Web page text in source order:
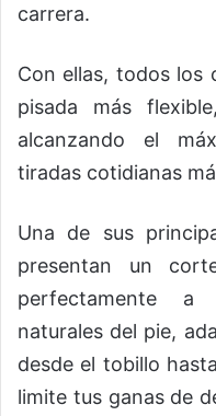
carrera.
Con ellas, todos los
pisada más
alcanzando el
tiradas cotidianas
Una de sus
presentan un
perfectamente a
naturales del pie,
desde el tobillo
limite tus ganas de